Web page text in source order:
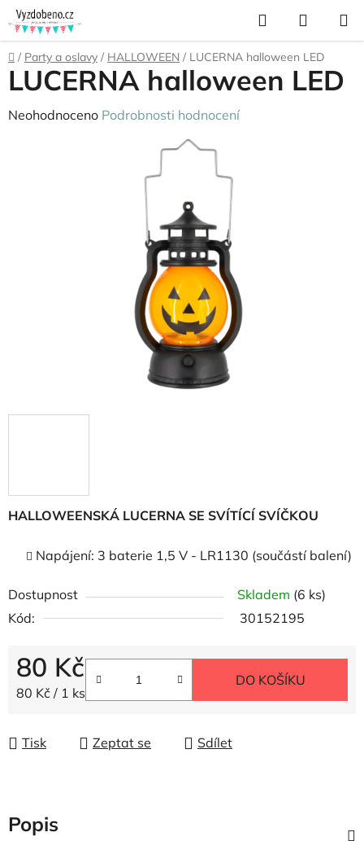
Přejít
na
obsah
Hledat
KOŠÍK
Domů
/ Party a oslavy / HALLOWEEN / LUCERNA halloween LED
HALLOWEENSKÁ LUCERNA SE SVÍTÍCÍ SVÍČKOU
Napájení: 3 baterie 1,5 V - LR1130 (součástí balení)
Dostupnost Skladem (6 ks)
Kód:
30152195
80 Kč
Měrná cena:
80 Kč / 1 ks
DO KOŠÍKU
Tisk Zeptat se Sdílet
LUCERNA halloween LED
Průměrné
Neohodnoceno Podrobnosti hodnocení
Popis